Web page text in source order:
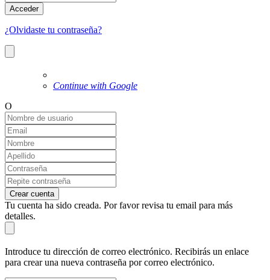
Acceder
¿Olvidaste tu contraseña?
Continue with Google
O
Crear cuenta
Tu cuenta ha sido creada. Por favor revisa tu email para más
detalles.
Introduce tu dirección de correo electrónico. Recibirás un enlace
para crear una nueva contraseña por correo electrónico.